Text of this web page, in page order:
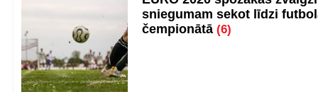
sniegumam sekot līdzi
čempionātā (6)